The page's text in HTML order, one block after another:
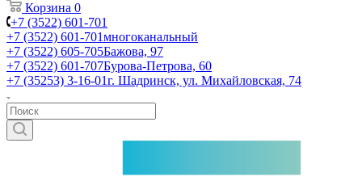
Корзина 0
+7 (3522) 601-701
+7 (3522) 601-701многоканальный
+7 (3522) 605-705Бажова, 97
+7 (3522) 601-707Бурова-Петрова, 60
+7 (35253) 3-16-01г. Шадринск, ул. Михайловская, 74